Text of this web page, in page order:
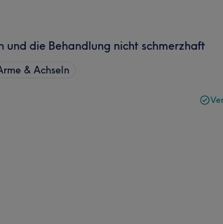
und die Behandlung nicht schmerzhaft
& Achseln